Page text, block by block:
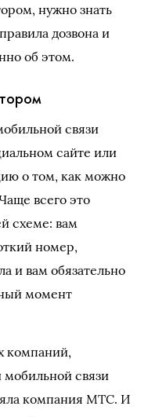
нужно знать
дозвона и
об этом.
связи
сайте или
о том, как можно
всего это
схеме: вам
номер,
и вам обязательно
момент
компаний,
связи
компания МТС. И